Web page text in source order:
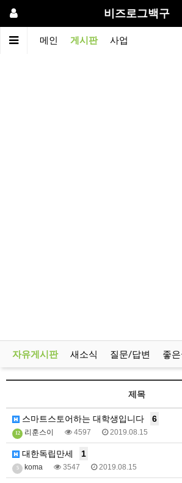
비즈로그백구
메인 게시판 사업
자유게시판 새소식 질문/답변 좋
제목
스마트스토어하는 대학생입니다 6
12 리훈스이 4597 2019.08.15
대한독립만세 1
5 koma 3547 2019.08.15